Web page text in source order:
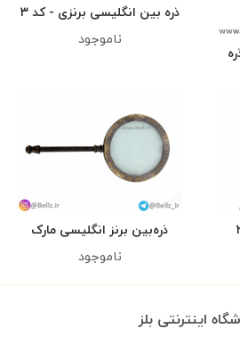
ذره بین انگلیسی برنزی - کد ۳
ناموجود
ذره‌بین برنز انگلیسی مارک
Henry Hughes
ناموجود
اینترنتی بلز